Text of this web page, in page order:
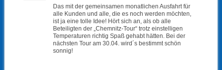
Das mit der gemeinsamen monatlichen Ausfahrt für
alle Kunden und alle, die es noch werden möchten,
ist ja eine tolle Idee! Hört sich an, als ob alle
Beteiligten der „Chemnitz-Tour“ trotz einstelligen
Temperaturen richtig Spaß gehabt hätten. Bei der
nächsten Tour am 30.04. wird´s bestimmt schön
sonnig!